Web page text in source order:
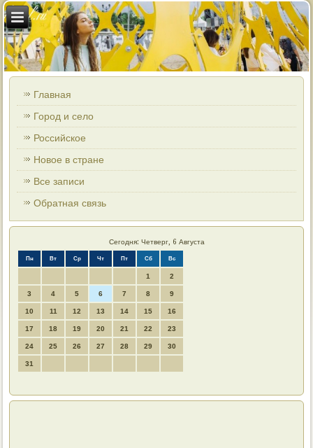
Главная
Город и село
Российское
Новое в стране
Все записи
Обратная связь
Сегодня: Четверг, 6 Августа
Пн Вт Ср Чт Пт Сб Вс
1 2
3 4 5 6 7 8 9
10 11 12 13 14 15 16
17 18 19 20 21 22 23
24 25 26 27 28 29 30
31